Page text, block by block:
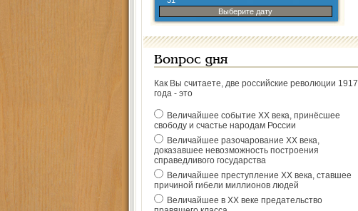
Выберите дату
Вопрос дня
Как Вы считаете, две российские революции 1917
года - это
Величайшее событие ХХ века, принёсшее
свободу и счастье народам России
Величайшее разочарование ХХ века,
доказавшее невозможность построения
справедливого государства
Величайшее преступление ХХ века, ставшее
причиной гибели миллионов людей
Величайшее в ХХ веке предательство